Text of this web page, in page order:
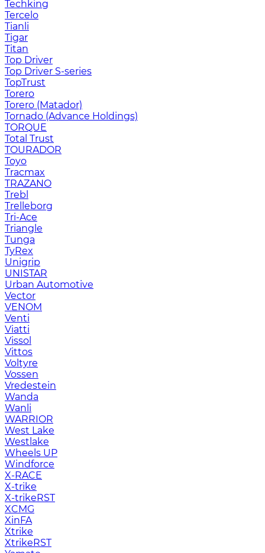
Techking
Tercelo
Tianli
Tigar
Titan
Top Driver
Top Driver S-series
TopTrust
Torero
Torero (Matador)
Tornado (Advance Holdings)
TORQUE
Total Trust
TOURADOR
Toyo
Tracmax
TRAZANO
Trebl
Trelleborg
Tri-Ace
Triangle
Tunga
TyRex
Unigrip
UNISTAR
Urban Automotive
Vector
VENOM
Venti
Viatti
Vissol
Vittos
Voltyre
Vossen
Vredestein
Wanda
Wanli
WARRIOR
West Lake
Westlake
Wheels UP
Windforce
X-RACE
X-trike
X-trikeRST
XCMG
XinFA
Xtrike
XtrikeRST